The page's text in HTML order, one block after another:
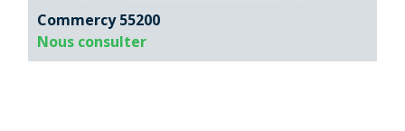
Commercy 55200
Nous consulter